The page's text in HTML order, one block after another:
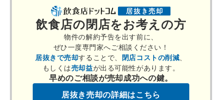
飲食店の閉店をお考えの方
物件の解約予告を出す前に、
ぜひ一度専門家へご相談ください！
居抜きで売却することで、 閉店コストの削減
もしくは売却益が出る可能性があります。
早めのご相談が売却成功への鍵。
居抜き売却の詳細はこちら